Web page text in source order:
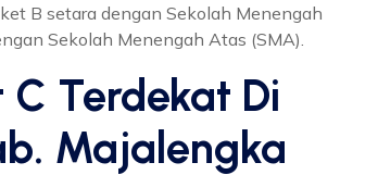
B setara dengan Sekolah Menengah
Sekolah Menengah Atas (SMA).
Terdekat Di
Majalengka